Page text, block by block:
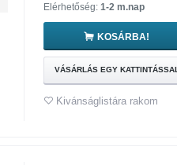
Elérhetőség: 1-2 m.nap
KOSÁRBA!
VÁSÁRLÁS EGY
Kivánságlistára rakom